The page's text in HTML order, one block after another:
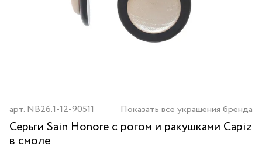
арт. NB26.1-12-90511 Показать все украшения бренда
Серьги Sain Honore с рогом и ракушками Capiz
в смоле